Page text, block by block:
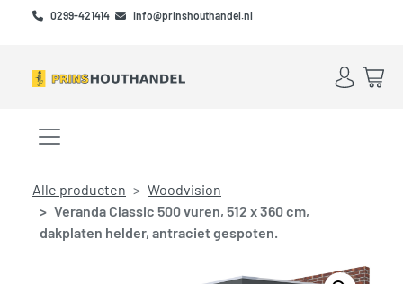
Skip to main content
Skip to footer
0299-421414 info@prinshouthandel.nl
Account
Menu openen/sluiten
Alle producten
Woodvision
Veranda Classic 500 vuren, 512 x 360 cm,
dakplaten helder, antraciet gespoten.